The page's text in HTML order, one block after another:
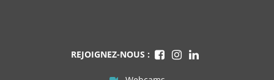
REJOIGNEZ-NOUS :